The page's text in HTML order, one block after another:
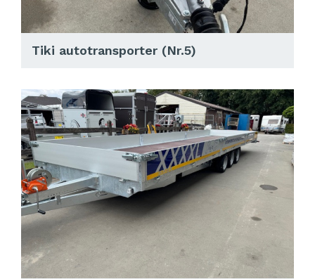
Tiki autotransporter (Nr.5)